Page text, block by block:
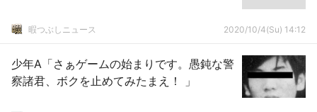
暇つぶしニュース 2020/10/4(Su) 14:12
少年A「さぁゲームの始まりです。愚鈍な警
察諸君、ボクを止めてみたまえ！ 」